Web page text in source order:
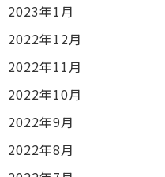
2023年1月
2022年12月
2022年11月
2022年10月
2022年9月
2022年8月